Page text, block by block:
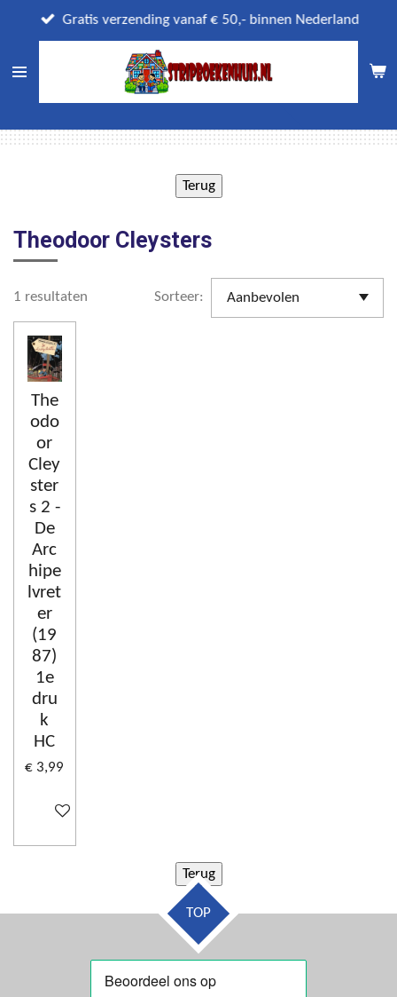
direct
naar
Gratis verzending vanaf € 50,- binnen Nederland
Theodoor Cleysters
1 resultaten Sorteer:
The
odo
or
Cley
ster
s 2 -
De
Arc
hipe
lvret
er
(19
87)
1e
dru
k
HC
€ 3,99
In winkelwagen
TOP